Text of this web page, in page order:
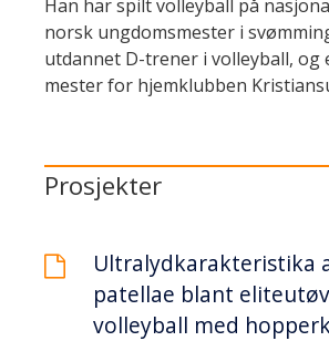
Han har spilt volleyball på
norsk ungdomsmester i
utdannet D-trener i volleyball, og
mester for hjemklubben
Prosjekter
Ultralydkarakteristika
patellae blant
volleyball med